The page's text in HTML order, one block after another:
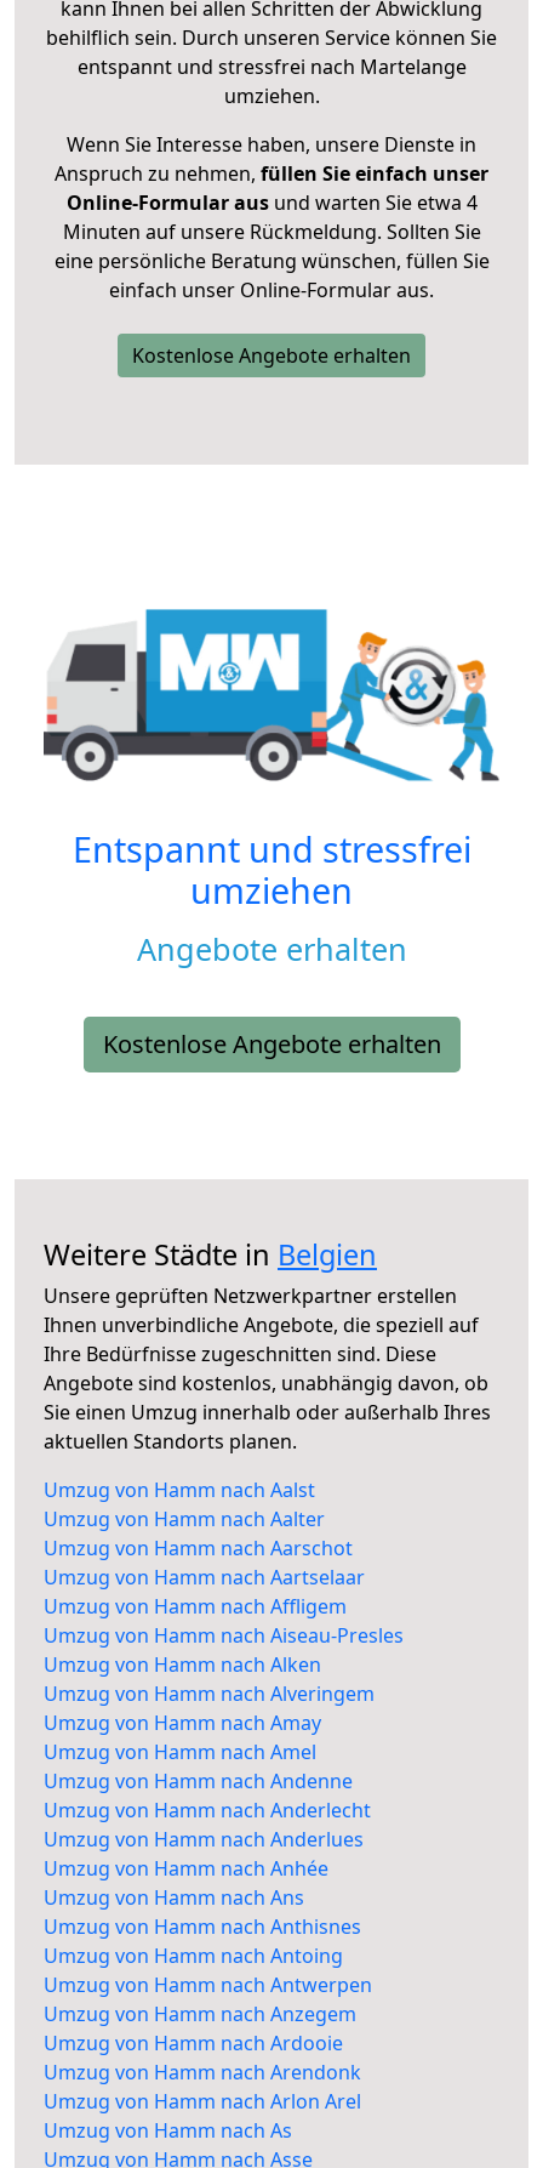
kann Ihnen bei allen Schritten der Abwicklung
behilflich sein. Durch unseren Service können Sie
entspannt und stressfrei nach Martelange
umziehen.
Wenn Sie Interesse haben, unsere Dienste in
Anspruch zu nehmen, füllen Sie einfach unser
Online-Formular ausund warten Sie etwa 4
Minuten auf unsere Rückmeldung. Sollten Sie
eine persönliche Beratung wünschen, füllen Sie
einfach unser Online-Formular aus.
Kostenlose Angebote erhalten
Entspannt und stressfrei
umziehen
Angebote erhalten
Kostenlose Angebote erhalten
Weitere Städte in Belgien
Unsere geprüften Netzwerkpartner erstellen
Ihnen unverbindliche Angebote, die speziell auf
Ihre Bedürfnisse zugeschnitten sind. Diese
Angebote sind kostenlos, unabhängig davon, ob
Sie einen Umzug innerhalb oder außerhalb Ihres
aktuellen Standorts planen.
Umzug von Hamm nach Aalst
Umzug von Hamm nach Aalter
Umzug von Hamm nach Aarschot
Umzug von Hamm nach Aartselaar
Umzug von Hamm nach Affligem
Umzug von Hamm nach Aiseau-Presles
Umzug von Hamm nach Alken
Umzug von Hamm nach Alveringem
Umzug von Hamm nach Amay
Umzug von Hamm nach Amel
Umzug von Hamm nach Andenne
Umzug von Hamm nach Anderlecht
Umzug von Hamm nach Anderlues
Umzug von Hamm nach Anhée
Umzug von Hamm nach Ans
Umzug von Hamm nach Anthisnes
Umzug von Hamm nach Antoing
Umzug von Hamm nach Antwerpen
Umzug von Hamm nach Anzegem
Umzug von Hamm nach Ardooie
Umzug von Hamm nach Arendonk
Umzug von Hamm nach Arlon Arel
Umzug von Hamm nach As
Umzug von Hamm nach Asse